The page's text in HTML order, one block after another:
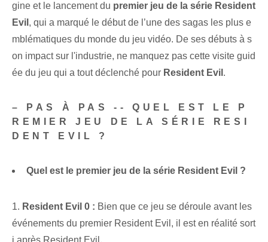
gine et le lancement du premier jeu de la série Resident
Evil , qui a marqué le début de l’une des sagas les plus e
mblématiques du monde du jeu vidéo. De ses débuts à s
on impact sur l'industrie, ne manquez pas cette visite guid
ée du jeu qui a tout déclenché pour Resident Evil .
– PAS À PAS -- QUEL EST LE P
REMIER JEU DE LA SÉRIE RESI
DENT EVIL ?
Quel est le premier jeu de la série Resident Evil ?
1. Resident Evil ⁤0 : Bien que ce jeu se déroule avant les
événements du premier Resident Evil, il est en réalité sort